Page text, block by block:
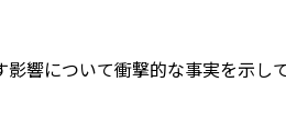
響について衝撃的な事実を示して